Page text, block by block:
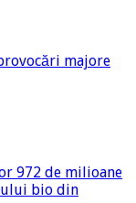
majore
972 de milioane
bio din